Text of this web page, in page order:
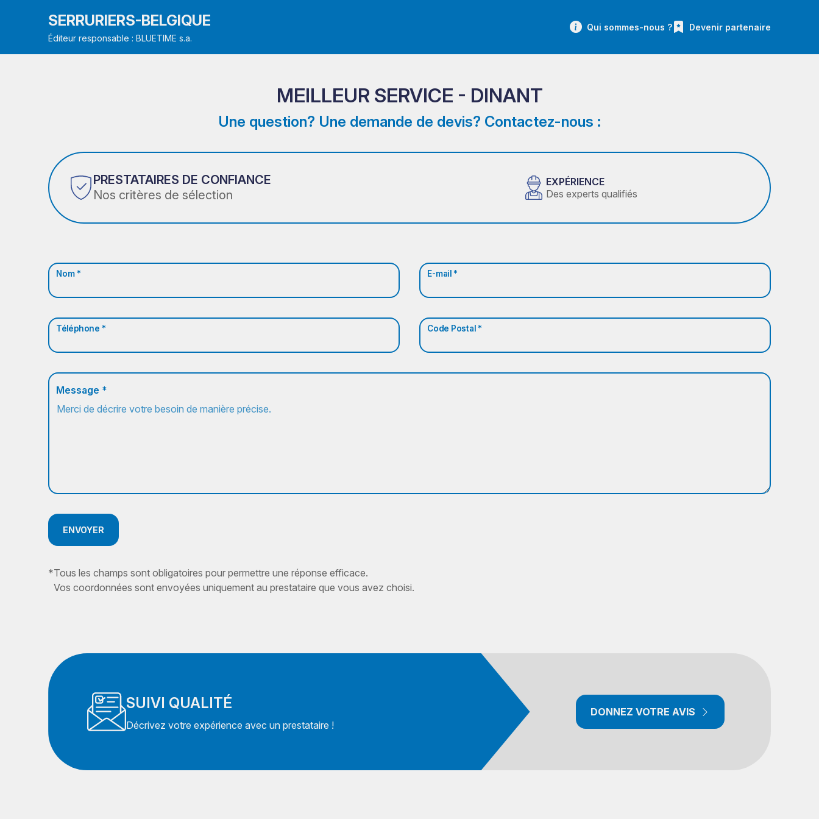
SERRURIERS-BELGIQUE
Éditeur responsable : BLUETIME s.a.
Qui sommes-nous ? Devenir partenaire
MEILLEUR SERVICE - DINANT
Une question? Une demande de devis? Contactez-nous :
PRESTATAIRES DE CONFIANCE
Nos critères de sélection
EXPÉRIENCE
Des experts qualifiés
Nom * E-mail *
Téléphone * Code Postal *
Message *
ENVOYER
*Tous les champs sont obligatoires pour permettre une réponse efficace.
Vos coordonnées sont envoyées uniquement au prestataire que vous avez choisi.
SUIVI QUALITÉ
Décrivez votre expérience avec un prestataire !
DONNEZ VOTRE AVIS